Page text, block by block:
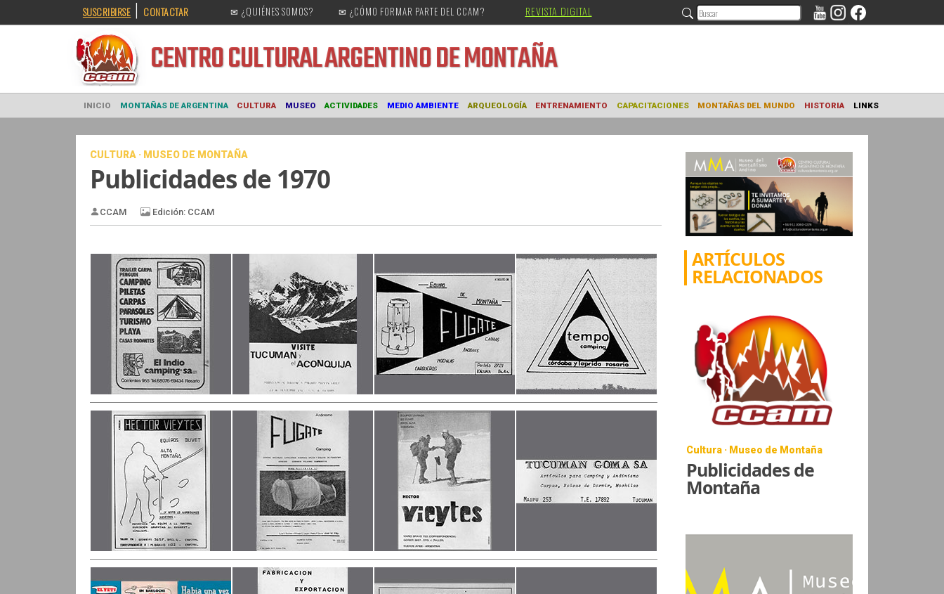
SUSCRIBIRSE | CONTACTAR ✉ ¿QUIÉNES SOMOS? ✉ ¿CÓMO FORMAR PARTE DEL CCAM? REVISTA DIGITAL
CENTRO CULTURALARGENTINO DE MONTAÑA
INICIO MONTAÑAS DE ARGENTINA CULTURA MUSEO ACTIVIDADES MEDIO AMBIENTE ARQUEOLOGÍA ENTRENAMIENTO CAPACITACIONES MONTAÑAS DEL MUNDO HISTORIA
CULTURA · MUSEO DE MONTAÑA
Publicidades de 1970
CCAM Edición: CCAM ARTÍCULOS
RELACIONADOS
Cultura · Museo de Montaña
Publicidades de
Montaña